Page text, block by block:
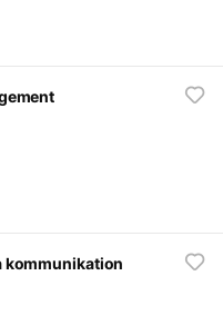
kommunikation